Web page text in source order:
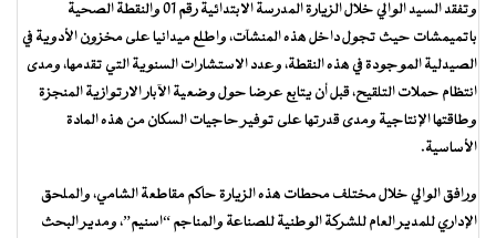
وتفقد السيد الوالي خلال الزيارة المدرسة الابتدائية رقم 01 والنقطة الصحية
باتميمشات حيث تجول داخل هذه المنشآت، واطلع ميدانيا على مخزون الأدوية في
الصيدلية الموجودة في هذه النقطة، وعدد الاستشارات السنوية التي تقدمها، ومدى
انتظام حملات التلقيح، قبل أن يتابع عرضا حول وضعية الآبار الارتوازية المنجزة
وطاقتها الإنتاجية ومدى قدرتها على توفير حاجيات السكان من هذه المادة
الأساسية.
ورافق الوالي خلال مختلف محطات هذه الزيارة حاكم مقاطعة الشامي، والملحق
الإداري للمدير العام للشركة الوطنية للصناعة والمناجم “اسنيم”، ومدير البحث